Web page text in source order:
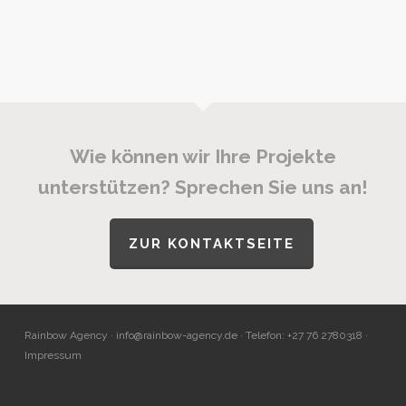
Wie können wir Ihre Projekte
unterstützen? Sprechen Sie uns an!
ZUR KONTAKTSEITE
Rainbow Agency · info@rainbow-agency.de· Telefon: +27 76 2780318 ·
Impressum